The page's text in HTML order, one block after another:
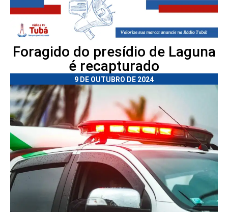
Foragido do presídio de Laguna
é recapturado
9 DE OUTUBRO DE 2024